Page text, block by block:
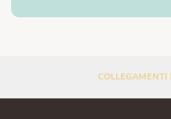
COLLEGAMENTI